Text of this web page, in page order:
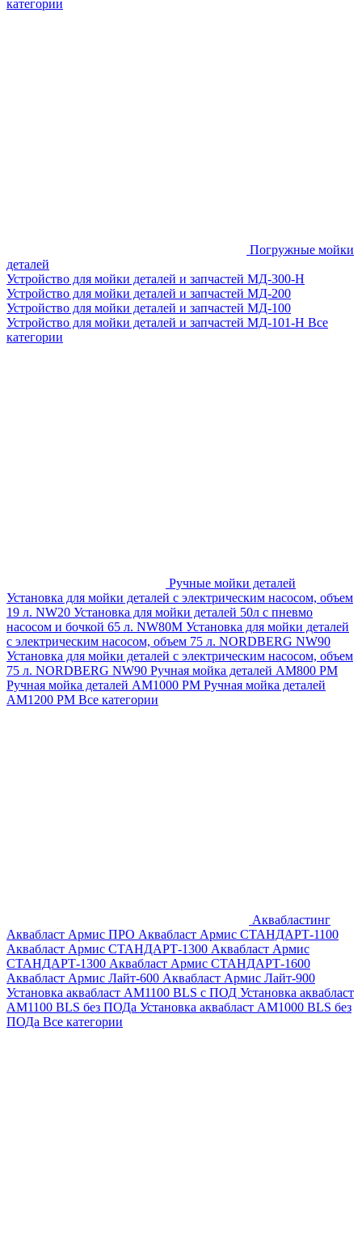
категории
Погружные мойки
деталей
Устройство для мойки деталей и запчастей МД-300-H
Устройство для мойки деталей и запчастей МД-200
Устройство для мойки деталей и запчастей МД-100
Устройство для мойки деталей и запчастей МД-101-Н Все
категории
Ручные мойки деталей
Установка для мойки деталей с электрическим насосом, объем
19 л. NW20 Установка для мойки деталей 50л с пневмо
насосом и бочкой 65 л. NW80M Установка для мойки деталей
с электрическим насосом, объем 75 л. NORDBERG NW90
Установка для мойки деталей с электрическим насосом, объем
75 л. NORDBERG NW90 Ручная мойка деталей АМ800 РМ
Ручная мойка деталей АМ1000 РМ Ручная мойка деталей
АМ1200 РМ Все категории
Аквабластинг
Аквабласт Армис ПРО Аквабласт Армис СТАНДАРТ-1100
Аквабласт Армис СТАНДАРТ-1300 Аквабласт Армис
СТАНДАРТ-1300 Аквабласт Армис СТАНДАРТ-1600
Аквабласт Армис Лайт-600 Аквабласт Армис Лайт-900
Установка аквабласт AM1100 BLS с ПОД Установка аквабласт
AM1100 BLS без ПОДа Установка аквабласт AM1000 BLS без
ПОДа Все категории